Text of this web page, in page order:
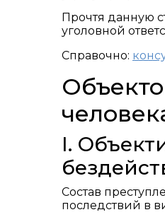
Прочтя данную
уголовной
Справочно:
I.
Состав
последствий в